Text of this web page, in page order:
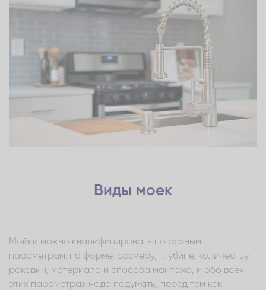
Виды моек
Мойки можно квалифицировать по разным
параметрам: по форме, размеру, глубине, количеству
раковин, материала и способа монтажа, и обо всех
этих параметрах надо подумать, перед тем как